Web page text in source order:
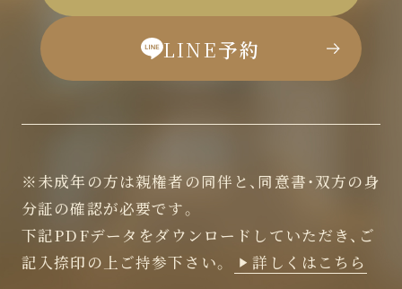
LINE予約
※未成年の方は親権者の同伴と、同意書・双方の身
分証の確認が必要です。
下記PDFデータをダウンロードしていただき、ご
記入捺印の上ご持参下さい。
詳しくはこちら